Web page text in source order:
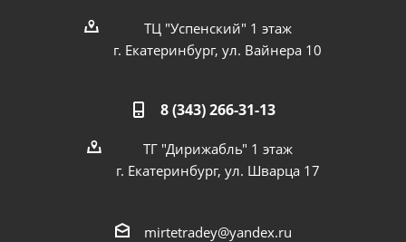
ТЦ "Успенский" 1 этаж
г. Екатеринбург, ул. Вайнера 10
8 (343) 266-31-13
ТГ "Дирижабль" 1 этаж
г. Екатеринбург, ул. Шварца 17
mirtetradey@yandex.ru